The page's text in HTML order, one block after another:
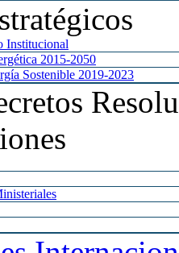
Institucional
2015-2050
Sostenible 2019-2023